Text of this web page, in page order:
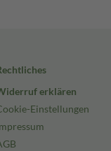
erklären
Einstellungen